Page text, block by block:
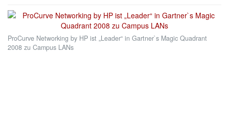
ProCurve Networking by HP ist „Leader“ in Gartner`s Magic Quadrant
2008 zu Campus LANs